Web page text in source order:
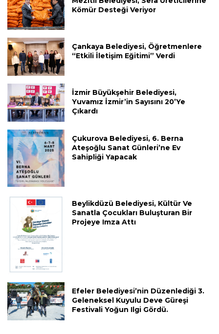
Kömür Desteği Veriyor
Çankaya Belediyesi, Öğretmenlere
“Etkili İletişim Eğitimi” Verdi
İzmir Büyükşehir Belediyesi,
Yuvamız İzmir’in Sayısını 20’ye
Çıkardı
Çukurova Belediyesi, 6. Berna
Ateşoğlu Sanat Günleri’ne Ev
Sahipliği Yapacak
Beylikdüzü Belediyesi, Kültür Ve
Sanatla Çocukları Buluşturan Bir
Projeye Imza Attı
Efeler Belediyesi’nin Düzenlediği 3.
Geleneksel Kuyulu Deve Güreşi
Festivali Yoğun Ilgi Gördü.